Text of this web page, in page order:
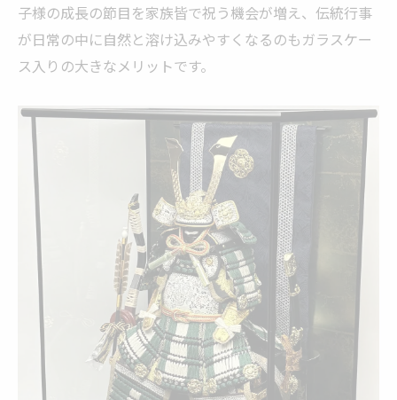
ガラスケース入り鎧・兜のお手入れの基本
現代住宅に適した鎧・兜ガラスケースの選
び方
端午の節句を彩る鎧・兜の収納と管理方法
節句の想いを形にする鎧・兜の楽しみ方
家族の願いを込める鎧・兜ガラスケース飾
鎧・兜で伝統と現代をつなぐ節句の過ごし
端午の節句に鎧・兜を楽しむアイデア集
コンパクト鎧・兜で気軽に節句を祝う工夫
鎧・兜がもたらす端午の節句の新しい楽し
み
子様の成長の節目を家族皆で祝う機会が増え、伝統行事
が日常の中に自然と溶け込みやすくなるのもガラスケー
ス入りの大きなメリットです。